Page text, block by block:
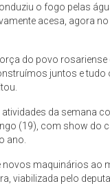
o fogo pelas
acesa, agora
do povo
juntos e
da semana
(19), com show do
ano.
maquinários ao
viabilizada pelo